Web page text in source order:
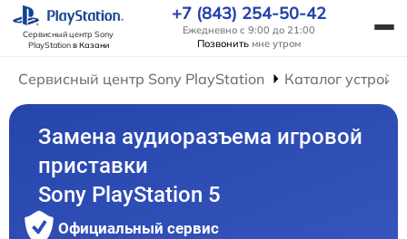
Сервисный центр Sony
PlayStationв Казани
+7 (843) 254-50-42
Ежедневно с 9:00 до 21:00
Позвонить мне утром
Сервисный центр Sony PlayStation Каталог
Замена аудиоразъема игровой
приставки
Sony PlayStation 5
Официальный сервис